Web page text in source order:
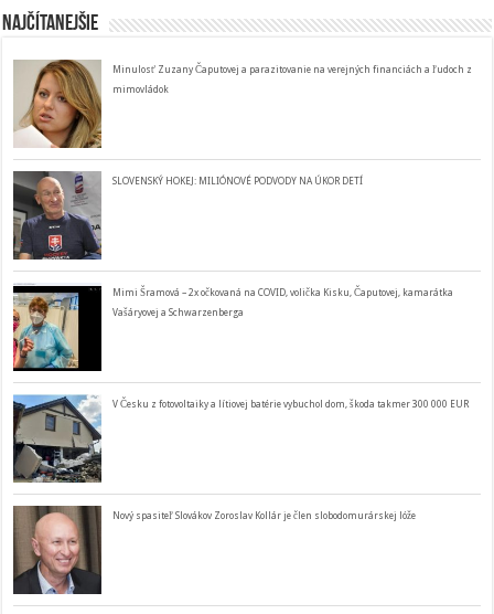
Najčítanejšie
Minulosť Zuzany Čaputovej a parazitovanie na verejných financiách a ľudoch z
mimovládok
SLOVENSKÝ HOKEJ: MILIÓNOVÉ PODVODY NA ÚKOR DETÍ
Mimi Šramová – 2x očkovaná na COVID, volička Kisku, Čaputovej, kamarátka
Vašáryovej a Schwarzenberga
V Česku z fotovoltaiky a lítiovej batérie vybuchol dom, škoda takmer 300 000 EUR
Nový spasiteľ Slovákov Zoroslav Kollár je člen slobodomurárskej lóže